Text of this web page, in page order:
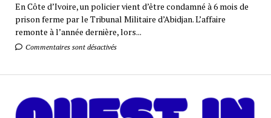
En Côte d’Ivoire, un policier vient d’être condamné à 6 mois de
prison ferme par le Tribunal Militaire d’Abidjan. L’affaire
remonte à l’année dernière, lors...
Commentaires sont désactivés